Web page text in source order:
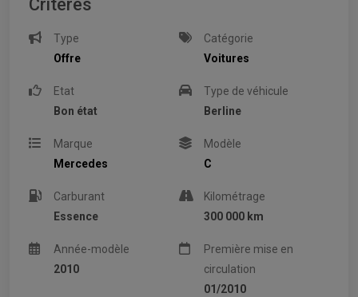
Critères
Type
Offre
Catégorie
Voitures
Etat
Bon état
Type de véhicule
Berline
Marque
Mercedes
Modèle
C
Carburant
Essence
Kilométrage
300 000 km
Année-modèle
2010
Première mise en
circulation
01/2010